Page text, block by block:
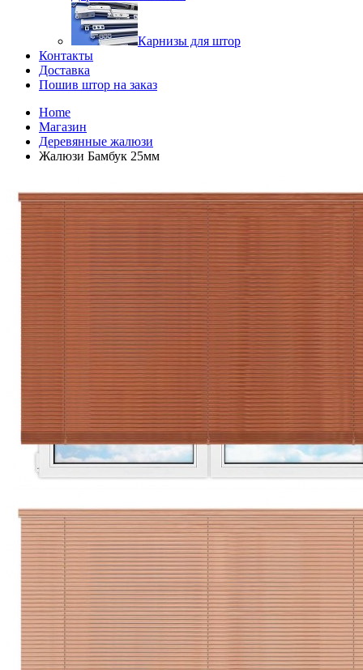
Карнизы для штор
Контакты
Доставка
Пошив штор на заказ
Home
Магазин
Деревянные жалюзи
Жалюзи Бамбук 25мм